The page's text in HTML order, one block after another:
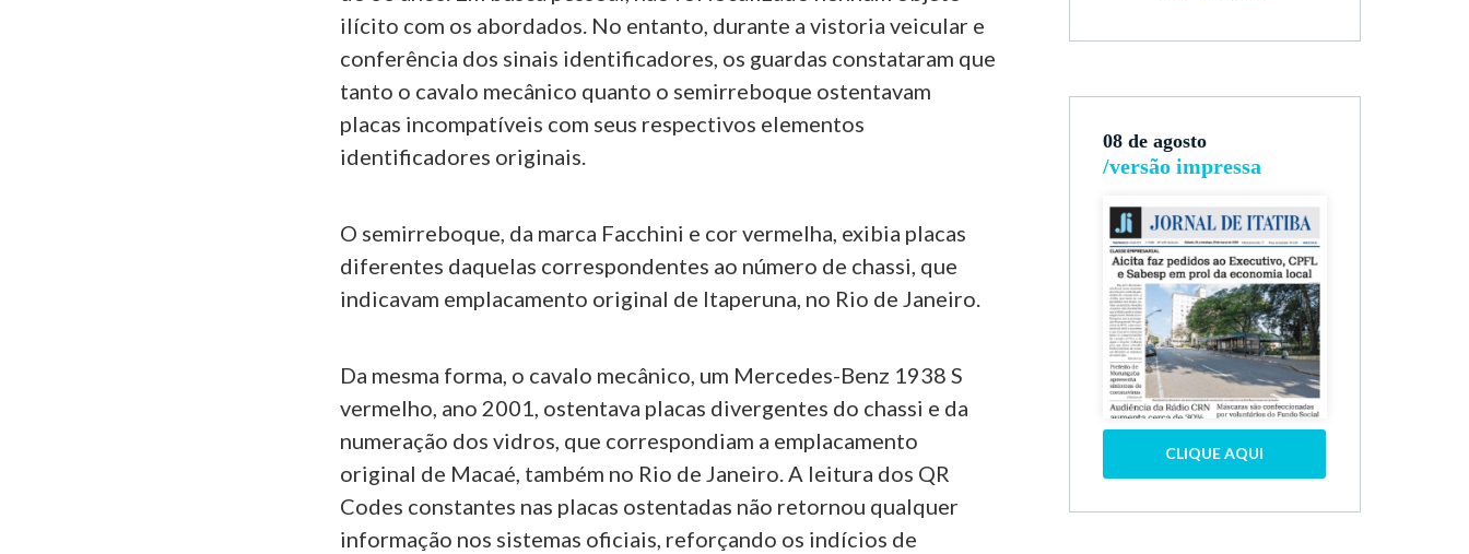
ilícito com os abordados. No entanto, durante a vistoria veicular e
conferência dos sinais identificadores, os guardas constataram que
tanto o cavalo mecânico quanto o semirreboque ostentavam
placas incompatíveis com seus respectivos elementos
identificadores originais.
O semirreboque, da marca Facchini e cor vermelha, exibia placas
diferentes daquelas correspondentes ao número de chassi, que
indicavam emplacamento original de Itaperuna, no Rio de Janeiro.
Da mesma forma, o cavalo mecânico, um Mercedes-Benz 1938 S
vermelho, ano 2001, ostentava placas divergentes do chassi e da
numeração dos vidros, que correspondiam a emplacamento
original de Macaé, também no Rio de Janeiro. A leitura dos QR
Codes constantes nas placas ostentadas não retornou qualquer
informação nos sistemas oficiais, reforçando os indícios de
08 de agosto
/versão impressa
CLIQUE AQUI